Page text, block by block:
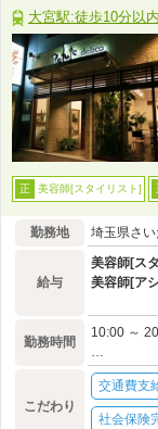
大宮駅:徒歩10分以
正 美容師[スタイリスト]
勤務地 埼玉県さ
給与
美容師[ス
美容師[ア
勤務時間
10:00 ～
…
こだわり
交通費支
社会保険